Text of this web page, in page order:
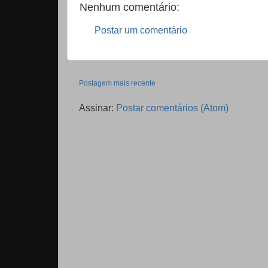
Nenhum comentário:
Postar um comentário
Postagem mais recente
Assinar: Postar comentários (Atom)